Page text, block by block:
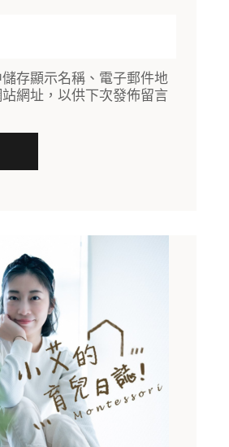
儲存顯示名稱、電子郵件地
網址，以供下次發佈留言